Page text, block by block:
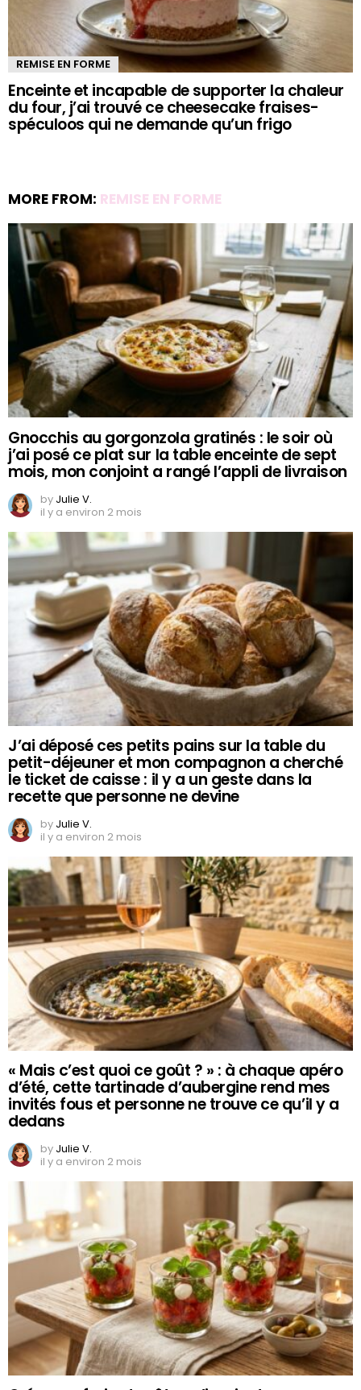
REMISE EN FORME
Enceinte et incapable de supporter la chaleur
du four, j’ai trouvé ce cheesecake fraises-
spéculoos qui ne demande qu’un frigo
MORE FROM: REMISE EN FORME
Gnocchis au gorgonzola gratinés : le soir où
j’ai posé ce plat sur la table enceinte de sept
mois, mon conjoint a rangé l’appli de livraison
by Julie V.
il y a environ 2 mois
J’ai déposé ces petits pains sur la table du
petit-déjeuner et mon compagnon a cherché
le ticket de caisse : il y a un geste dans la
recette que personne ne devine
by Julie V.
il y a environ 2 mois
« Mais c’est quoi ce goût ? » : à chaque apéro
d’été, cette tartinade d’aubergine rend mes
invités fous et personne ne trouve ce qu’il y a
dedans
by Julie V.
il y a environ 2 mois